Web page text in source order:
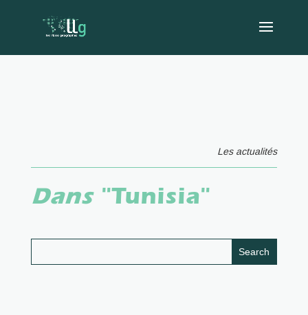
Les actualités
Dans"Tunisia"